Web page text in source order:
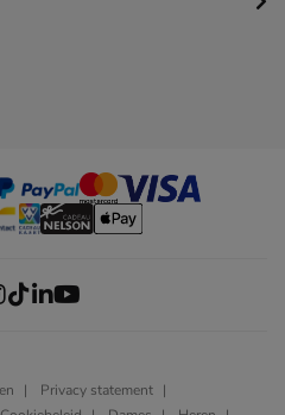
Privacy statement